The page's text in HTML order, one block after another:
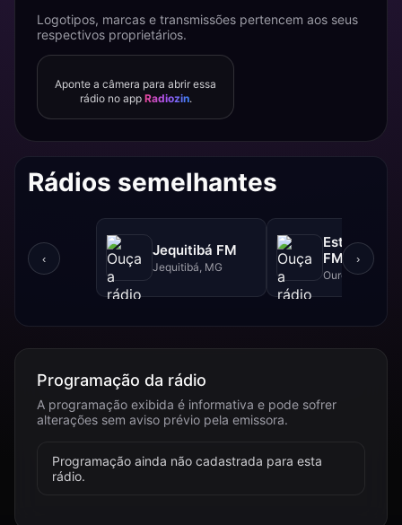
Logotipos, marcas e transmissões pertencem aos seus
respectivos proprietários.
Aponte a câmera para abrir essa
rádio no app Radiozin.
Rádios semelhantes
‹
Jequitibá FM
Jequitibá, MG
Estrada
FM - 102.5
Ouro Branco,
›
Programação da rádio
A programação exibida é informativa e pode sofrer
alterações sem aviso prévio pela emissora.
Programação ainda não cadastrada para esta
rádio.